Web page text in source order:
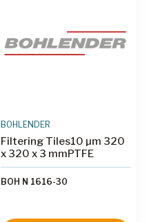
BOHLENDER
Filtering Tiles10 µm 320
x 320 x 3 mmPTFE
BOH N 1616-30